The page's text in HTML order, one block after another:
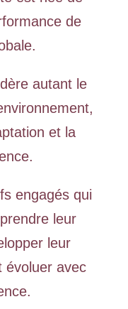
de
autant le
et la
engagés qui
leur
leur
évoluer avec